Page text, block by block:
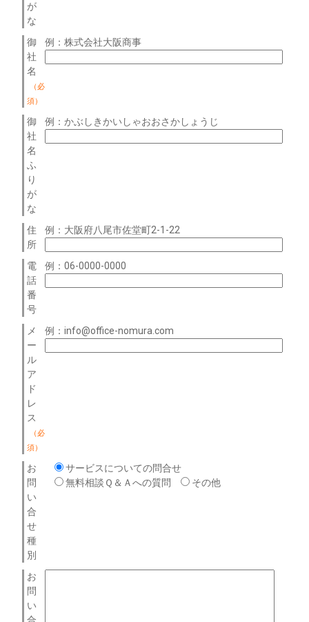
が
な
御
社
名
（必
須）
例：株式会社大阪商事
御
社
名
ふ
り
が
な
例：かぶしきかいしゃおおさかしょうじ
住
所
例：大阪府八尾市佐堂町2-1-22
電
話
番
号
例：06-0000-0000
メ
ー
ル
ア
ド
レ
ス
（必
須）
例：info@office-nomura.com
お
問
い
合
せ
種
別
サービスについての問合せ
無料相談Ｑ＆Ａへの質問
その他
お
問
い